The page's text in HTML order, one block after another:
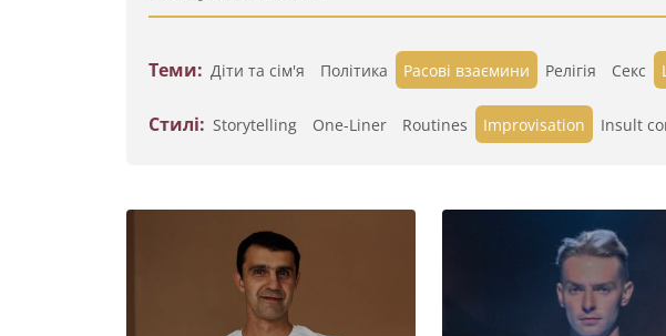
Теми: Діти та сім'я Політика Расові взаємини Релігія Секс
Стилі: Storytelling One-Liner Routines Improvisation Insult